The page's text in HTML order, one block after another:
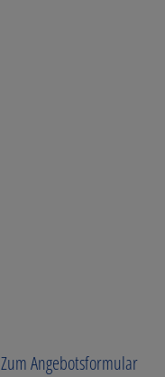
Zum Angebotsformular